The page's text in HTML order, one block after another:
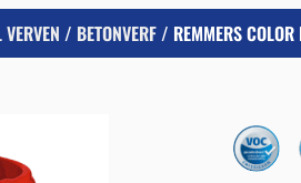
/ BETONVERF/ REMMERS